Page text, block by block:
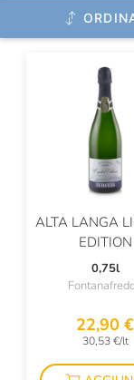
Dennis Zoppi
Di Majo Norante
Diplomatico
Distilleria
Domaine
Domaine Des
ALTA LANGA
EDITION
0,75l
22,90 €
30,53 €/lt